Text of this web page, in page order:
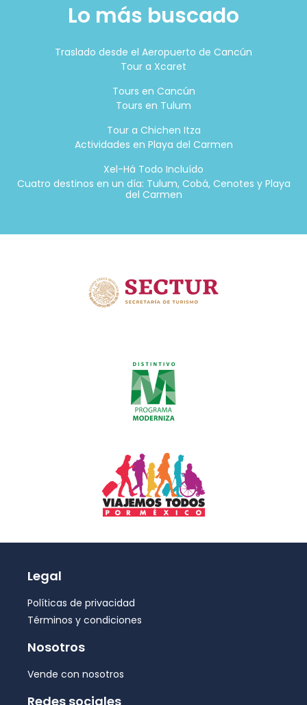
Lo más buscado
Traslado desde el Aeropuerto de Cancún
Tour a Xcaret
Tours en Cancún
Tours en Tulum
Tour a Chichen Itza
Actividades en Playa del Carmen
Xel-Há Todo Incluído
Cuatro destinos en un día: Tulum, Cobá, Cenotes y Playa
del Carmen
Legal
Políticas de privacidad
Términos y condiciones
Nosotros
Vende con nosotros
Redes sociales